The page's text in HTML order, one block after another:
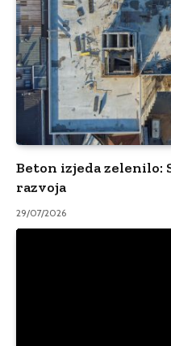
Beton izjeda zelenilo:
razvoja
29/07/2026